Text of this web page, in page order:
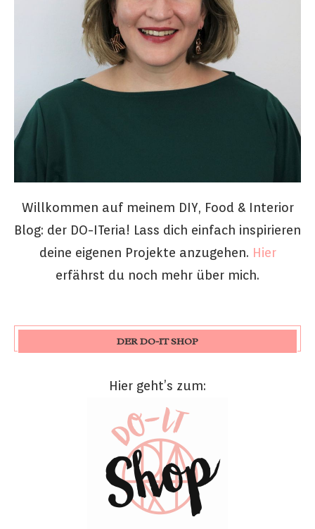
Willkommen auf meinem DIY, Food & Interior
Blog: der DO-ITeria! Lass dich einfach inspirieren
deine eigenen Projekte anzugehen. Hier
erfährst du noch mehr über mich.
DER DO-IT SHOP
Hier geht’s zum: